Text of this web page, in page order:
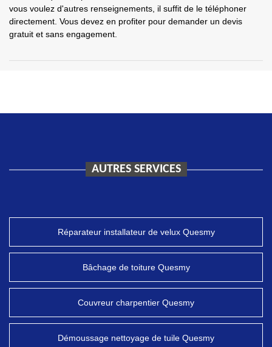
vous voulez d'autres renseignements, il suffit de le téléphoner
directement. Vous devez en profiter pour demander un devis
gratuit et sans engagement.
AUTRES SERVICES
Réparateur installateur de velux Quesmy
Bâchage de toiture Quesmy
Couvreur charpentier Quesmy
Démoussage nettoyage de tuile Quesmy